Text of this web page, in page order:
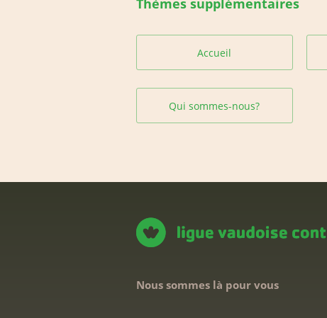
Thèmes supplémentaires
Accueil
Qui sommes-nous?
Nous sommes là pour vous